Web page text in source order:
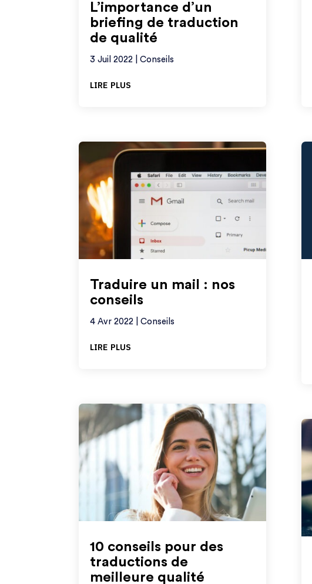
L’importance d’un
briefing de traduction
de qualité
3 Juil 2022 |Conseils
lire plus
Traduire un mail : nos
conseils
4 Avr 2022 |Conseils
lire plus
10 conseils pour des
traductions de
meilleure qualité